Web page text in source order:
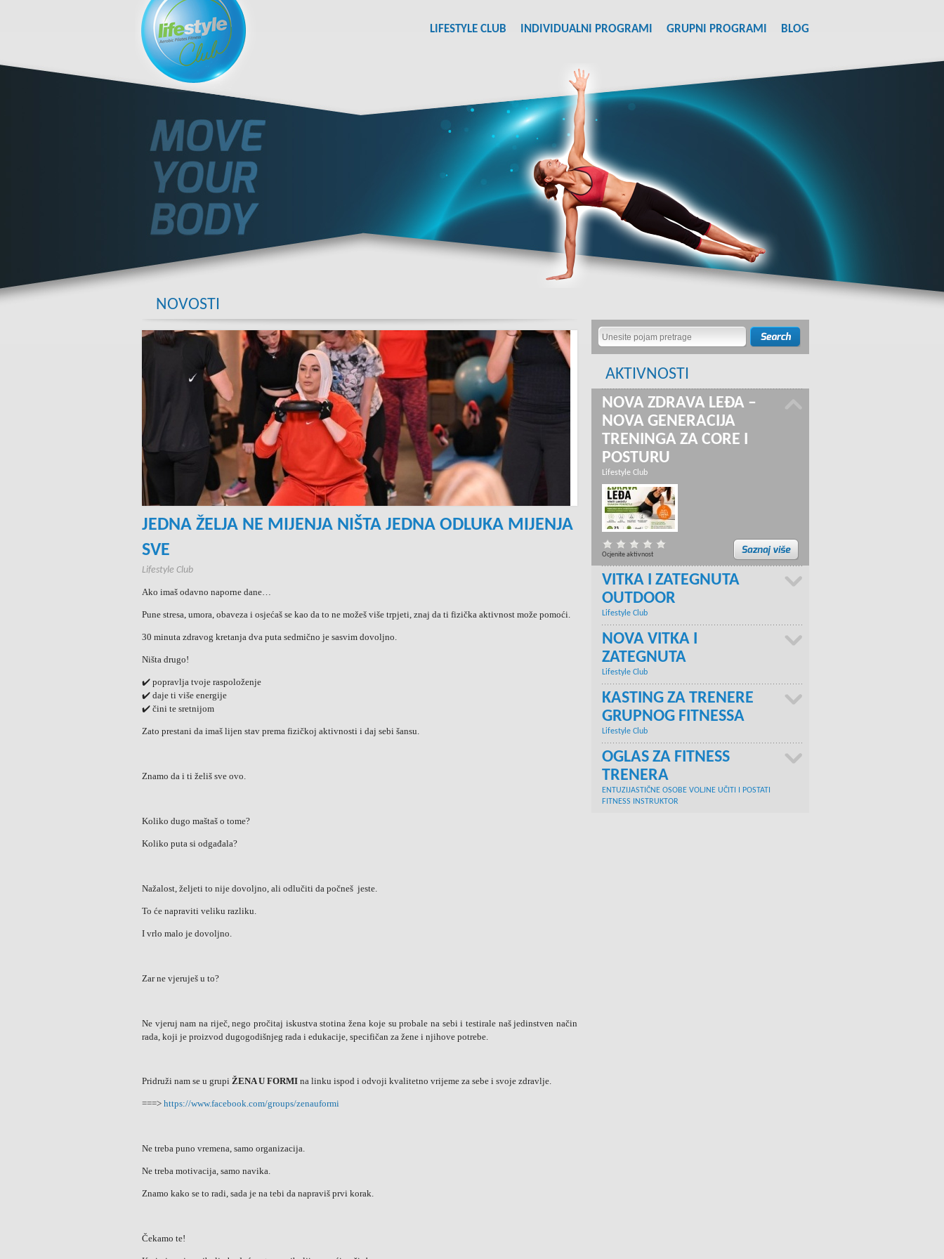
LIFESTYLE CLUB INDIVIDUALNI PROGRAMI GRUPNI PROGRAMI BLOG
NOVOSTI
JEDNA ŽELJA NE MIJENJA NIŠTA JEDNA ODLUKA MIJENJA
SVE
Lifestyle Club
Ako imaš odavno naporne dane…
Pune stresa, umora, obaveza i osjećaš se kao da to ne možeš više trpjeti, znaj da ti fizička aktivnost može pomoći.
30 minuta zdravog kretanja dva puta sedmično je sasvim dovoljno.
Ništa drugo!
✔️ popravlja tvoje raspoloženje
✔️ daje ti više energije
✔️ čini te sretnijom
Zato prestani da imaš lijen stav prema fizičkoj aktivnosti i daj sebi šansu.
Znamo da i ti želiš sve ovo.
Koliko dugo maštaš o tome?
Koliko puta si odgađala?
Nažalost, željeti to nije dovoljno, ali odlučiti da počneš jeste.
To će napraviti veliku razliku.
I vrlo malo je dovoljno.
Zar ne vjeruješ u to?
Ne vjeruj nam na riječ, nego pročitaj iskustva stotina žena koje su probale na sebi i testirale naš jedinstven način
rada, koji je proizvod dugogodišnjeg rada i edukacije, specifičan za žene i njihove potrebe.
Pridruži nam se u grupi ŽENA U FORMI na linku ispod i odvoji kvalitetno vrijeme za sebe i svoje zdravlje.
===> https://www.facebook.com/groups/zenauformi
Ne treba puno vremena, samo organizacija.
Ne treba motivacija, samo navika.
Znamo kako se to radi, sada je na tebi da napraviš prvi korak.
Čekamo te!
AKTIVNOSTI
NOVA ZDRAVA LEĐA –
NOVA GENERACIJA
TRENINGA ZA CORE I
POSTURU
Lifestyle Club
Ocjenite aktivnost
VITKA I ZATEGNUTA
OUTDOOR
Lifestyle Club
NOVA VITKA I
ZATEGNUTA
Lifestyle Club
KASTING ZA TRENERE
GRUPNOG FITNESSA
Lifestyle Club
OGLAS ZA FITNESS
TRENERA
ENTUZIJASTIČNE OSOBE VOLJNE UČITI I POSTATI
FITNESS INSTRUKTOR